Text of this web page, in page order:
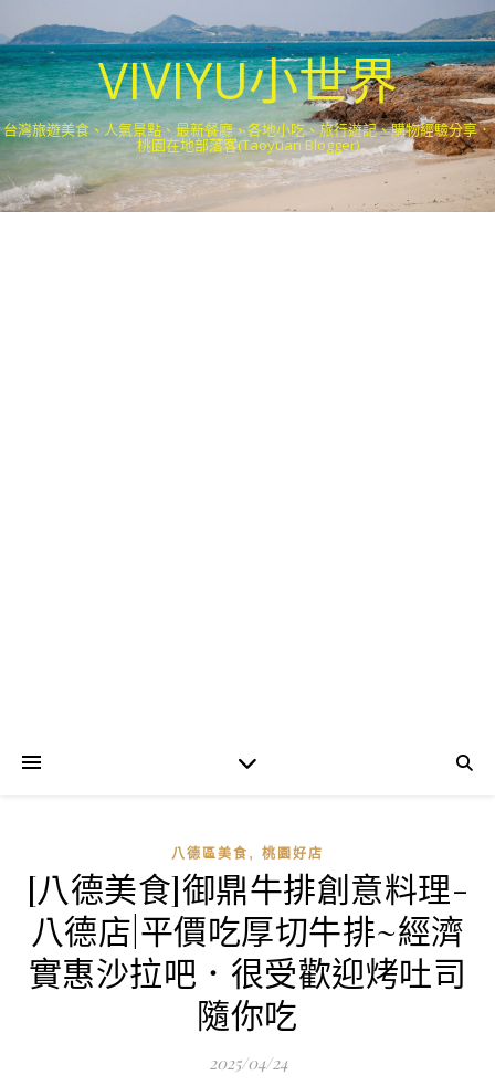
VIVIYU小世界
台灣旅遊美食、人氣景點、最新餐廳、各地小吃、旅行遊記、購物經驗分享．
桃園在地部落客(Taoyuan Blogger)
八德區美食 , 桃園好店
[八德美食]御鼎牛排創意料理-
八德店|平價吃厚切牛排~經濟
實惠沙拉吧．很受歡迎烤吐司
隨你吃
2025/04/24